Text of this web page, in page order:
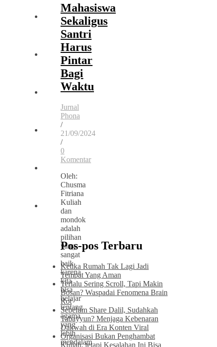
Mahasiswa
Sekaligus
Santri
Harus
Pintar
Bagi
Waktu
Jurnal
Phona
/
21/09/2024
/
0
Komentar
Oleh:
Chusma
Fitriana
Kuliah
dan
mondok
adalah
pilihan
yang
sangat
baik
karena
kita
bisa
belajar
tentang
agama
yang
lebih
mendalam
Pos-pos Terbaru
Ketika Rumah Tak Lagi Jadi
Tempat Yang Aman
Terlalu Sering Scroll, Tapi Makin
Bosan? Waspadai Fenomena Brain
Rot
Sebelum Share Dalil, Sudahkah
Tabayyun? Menjaga Kebenaran
Dakwah di Era Konten Viral
Organisasi Bukan Penghambat
Kuliah, tetapi Kesalahan Ini Bisa